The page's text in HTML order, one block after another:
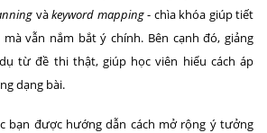
vàkeyword mapping- chìa khóa giúp tiết
vẫn nắm bắt ý chính. Bên cạnh đó, giảng
từ đề thi thật, giúp học viên hiểu cách áp
dạng bài.
bạn được hướng dẫn cách mở rộng ý tưởng